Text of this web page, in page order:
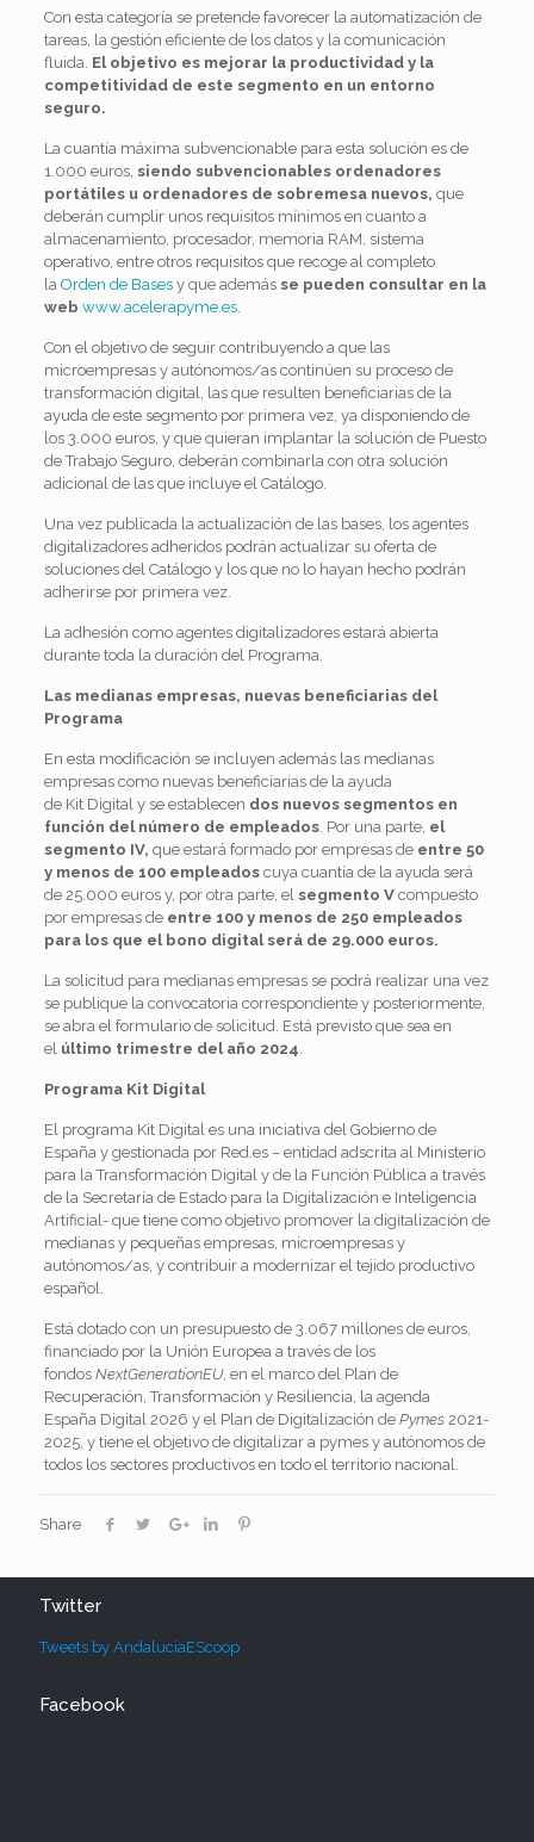
Con esta categoría se pretende favorecer la automatización de
tareas, la gestión eficiente de los datos y la comunicación
fluida. El objetivo es mejorar la productividad y la
competitividad de este segmento en un entorno
seguro.
La cuantía máxima subvencionable para esta solución es de
1.000 euros, siendo subvencionables ordenadores
portátiles u ordenadores de sobremesa nuevos, que
deberán cumplir unos requisitos mínimos en cuanto a
almacenamiento, procesador, memoria RAM, sistema
operativo, entre otros requisitos que recoge al completo
la Orden de Basesy que además se pueden consultar en la
web www.acelerapyme.es.
Con el objetivo de seguir contribuyendo a que las
microempresas y autónomos/as continúen su proceso de
transformación digital , las que resulten beneficiarias de la
ayuda de este segmento por primera vez, ya disponiendo de
los 3.000 euros, y que quieran implantar la solución de Puesto
de Trabajo Seguro, deberán combinarla con otra solución
adicional de las que incluye el Catálogo.
Una vez publicada la actualización de las bases, los agentes
digitalizadores adheridos podrán actualizar su oferta de
soluciones del Catálogo y los que no lo hayan hecho podrán
adherirse por primera vez.
La adhesión como agentes digitalizadores estará abierta
durante toda la duración del Programa.
Las medianas empresas, nuevas beneficiarias del
Programa
En esta modificación se incluyen además las medianas
empresas como nuevas beneficiarias de la ayuda
de Kit Digital y se establecen dos nuevos segmentos en
función del número de empleados. Por una parte, el
segmento IV, que estará formado por empresas deentre 50
y menos de 100 empleadoscuya cuantía de la ayuda será
de 25.000 euros y, por otra parte, el segmento V compuesto
por empresas de entre 100 y menos de 250 empleados
para los que el bono digitalserá de 29.000 euros.
La solicitud para medianas empresas se podrá realizar una vez
se publique la convocatoria correspondiente y posteriormente,
se abra el formulario de solicitud. Está previsto que sea en
el último trimestre del año 2024
Programa Kit Digital
El programa Kit Digital es una iniciativa del Gobierno de
España y gestionada por Red.es – entidad adscrita al Ministerio
para la Transformación Digital y de la Función Pública a través
de la Secretaría de Estado para la Digitalización e Inteligencia
Artificial- que tiene como objetivo promover la digitalización de
medianas y pequeñas empresas, microempresas y
autónomos/as, y contribuir a modernizar el tejido productivo
español.
Está dotado con un presupuesto de 3.067 millones de euros,
financiado por la Unión Europea a través de los
fondos NextGenerationEU, en el marco del Plan de
Recuperación, Transformación y Resiliencia, la agenda
España Digital 2026 y el Plan de Digitalización de Pymes2021-
2025, y tiene el objetivo de digitalizar a pymes y autónomos de
todos los sectores productivos en todo el territorio nacional.
Share
Twitter
Tweets by AndaluciaEScoop
Facebook